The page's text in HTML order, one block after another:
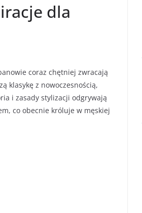
dla
coraz chętniej zwracają
klasykę z nowoczesnością,
i zasady stylizacji odgrywają
co obecnie króluje w męskiej